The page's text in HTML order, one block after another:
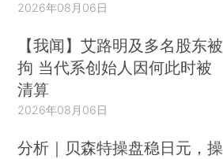
2026年08月06日
【我闻】艾路明及多名股东被
拘 当代系创始人因何此时被
清算
2026年08月06日
分析｜贝森特操盘稳日元，操